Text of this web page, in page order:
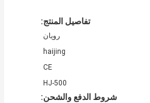
تفاصيل المنتج:
رويان
haijing
CE
HJ-500
شروط الدفع والشحن: